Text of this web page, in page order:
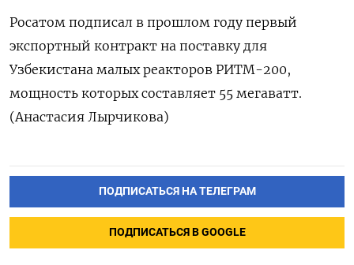
Росатом подписал в прошлом году первый
экспортный контракт на поставку для
Узбекистана малых реакторов РИТМ-200,
мощность которых составляет 55 мегаватт.
(Анастасия Лырчикова)
ПОДПИСАТЬСЯ НА ТЕЛЕГРАМ
ПОДПИСАТЬСЯ В GOOGLE